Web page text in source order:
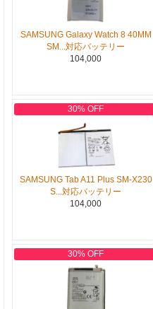
SAMSUNG Galaxy Watch 8 40MM
SM...対応バッテリー
104,000
30% OFF
SAMSUNG Tab A11 Plus SM-X230
S...対応バッテリー
104,000
30% OFF